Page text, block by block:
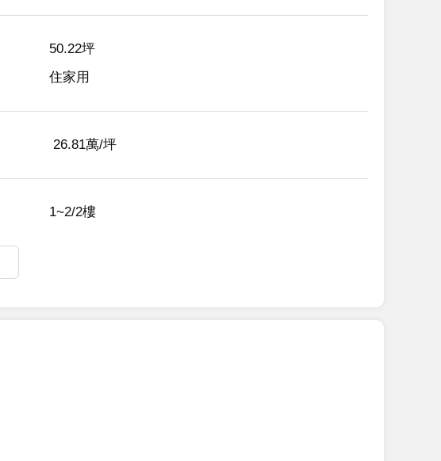
50.22坪
住家用
26.81萬/坪
1~2/2樓